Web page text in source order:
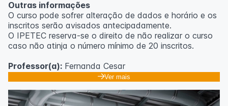
Outras informações
O curso pode sofrer alteração de dados e horário e os
inscritos serão avisados ​​antecipadamente.
O IPETEC reserva-se o direito de não realizar o curso
caso não atinja o número mínimo de 20 inscritos.
Professor(a): Fernanda Cesar
Ver mais